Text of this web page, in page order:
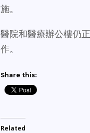
施。
醫院和醫療辦公樓仍
作。
Share this:
Related